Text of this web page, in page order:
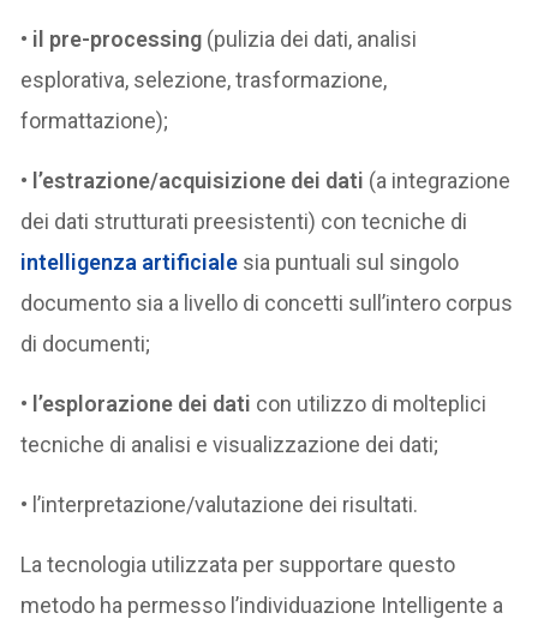
• il pre-processing (pulizia dei dati, analisi
esplorativa, selezione, trasformazione,
formattazione);
• l’estrazione/acquisizione dei dati (a integrazione
dei dati strutturati preesistenti) con tecniche di
intelligenza artificiale sia puntuali sul singolo
documento sia a livello di concetti sull’intero corpus
di documenti;
• l’esplorazione dei dati con utilizzo di molteplici
tecniche di analisi e visualizzazione dei dati;
• l’interpretazione/valutazione dei risultati.
La tecnologia utilizzata per supportare questo
metodo ha permesso l’individuazione Intelligente a